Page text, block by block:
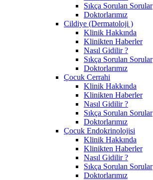
Sıkça Sorulan Sorular
Doktorlarımız
Cildiye (Dermatoloji )
Klinik Hakkında
Klinikten Haberler
Nasıl Gidilir ?
Sıkça Sorulan Sorular
Doktorlarımız
Çocuk Cerrahi
Klinik Hakkında
Klinikten Haberler
Nasıl Gidilir ?
Sıkça Sorulan Sorular
Doktorlarımız
Çocuk Endokrinolojisi
Klinik Hakkında
Klinikten Haberler
Nasıl Gidilir ?
Sıkça Sorulan Sorular
Doktorlarımız